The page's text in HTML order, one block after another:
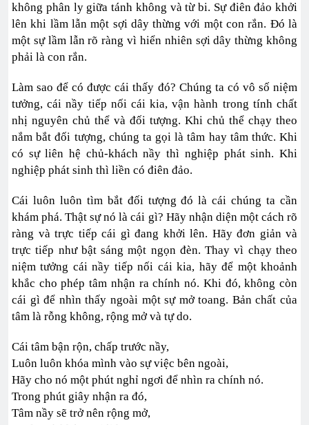
không phân ly giữa tánh không và từ bi. Sự điên đảo khởi
lên khi lầm lẫn một sợi dây thừng với một con rắn. Đó là
một sự lầm lẫn rõ ràng vì hiển nhiên sợi dây thừng không
phải là con rắn.
Làm sao để có được cái thấy đó? Chúng ta có vô số niệm
tưởng, cái nầy tiếp nối cái kia, vận hành trong tính chất
nhị nguyên chủ thể và đối tượng. Khi chủ thể chạy theo
nắm bắt đối tượng, chúng ta gọi là tâm hay tâm thức. Khi
có sự liên hệ chủ-khách nầy thì nghiệp phát sinh. Khi
nghiệp phát sinh thì liền có điên đảo.
Cái luôn luôn tìm bắt đối tượng đó là cái chúng ta cần
khám phá. Thật sự nó là cái gì? Hãy nhận diện một cách rõ
ràng và trực tiếp cái gì đang khởi lên. Hãy đơn giản và
trực tiếp như bật sáng một ngọn đèn. Thay vì chạy theo
niệm tưởng cái nầy tiếp nối cái kia, hãy để một khoảnh
khắc cho phép tâm nhận ra chính nó. Khi đó, không còn
cái gì để nhìn thấy ngoài một sự mở toang. Bản chất của
tâm là rỗng không, rộng mở và tự do.
Cái tâm bận rộn, chấp trước nầy,
Luôn luôn khóa mình vào sự việc bên ngoài,
Hãy cho nó một phút nghỉ ngơi để nhìn ra chính nó.
Trong phút giây nhận ra đó,
Tâm nầy sẽ trở nên rộng mở,